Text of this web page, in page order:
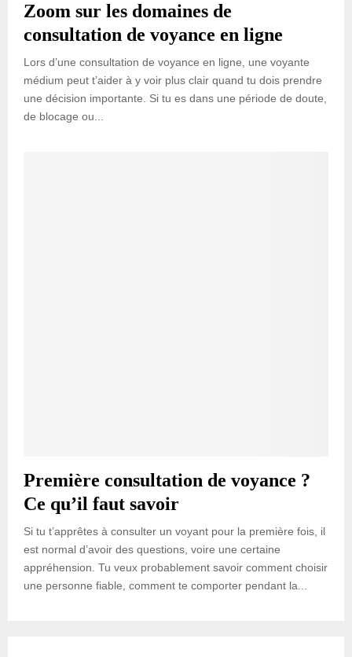
Zoom sur les domaines de
consultation de voyance en ligne
Lors d’une consultation de voyance en ligne, une voyante
médium peut t’aider à y voir plus clair quand tu dois prendre
une décision importante. Si tu es dans une période de doute,
de blocage ou...
Première consultation de voyance ?
Ce qu’il faut savoir
Si tu t’apprêtes à consulter un voyant pour la première fois, il
est normal d’avoir des questions, voire une certaine
appréhension. Tu veux probablement savoir comment choisir
une personne fiable, comment te comporter pendant la...